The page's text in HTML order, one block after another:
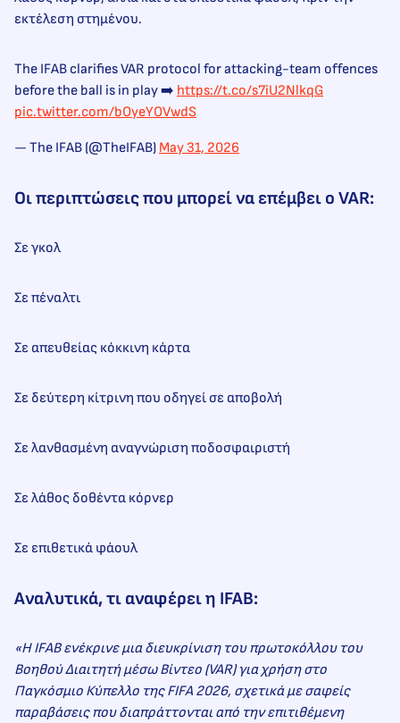
εκτέλεση στημένου.
The IFAB clarifies VAR protocol for attacking-team offences
before the ball is in play ➡️ https://t.co/s7iU2NlkqG
pic.twitter.com/bOyeYOVwdS
— The IFAB (@TheIFAB) May 31, 2026
Οι περιπτώσεις που μπορεί να επέμβει ο VAR:
Σε γκολ
Σε πέναλτι
Σε απευθείας κόκκινη κάρτα
Σε δεύτερη κίτρινη που οδηγεί σε αποβολή
Σε λανθασμένη αναγνώριση ποδοσφαιριστή
Σε λάθος δοθέντα κόρνερ
Σε επιθετικά φάουλ
Αναλυτικά, τι αναφέρει η IFAB:
«Η IFAB ενέκρινε μια διευκρίνιση του πρωτοκόλλου του
Βοηθού Διαιτητή μέσω Βίντεο (VAR) για χρήση στο
Παγκόσμιο Κύπελλο της FIFA 2026, σχετικά με σαφείς
παραβάσεις που διαπράττονται από την επιτιθέμενη